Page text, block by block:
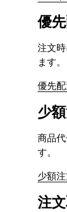
優
注文
ます。
優先
少
商品
す。
少額
注